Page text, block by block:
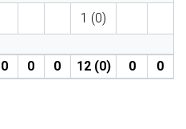
1 (0)
0 0 0 12 (0) 0 0